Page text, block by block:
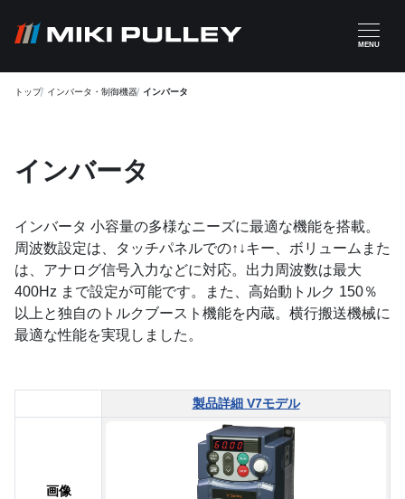
MENU
トップ インバータ・制御機器 インバータ
インバータ
インバータ 小容量の多様なニーズに最適な機能を搭載。
周波数設定は、タッチパネルでの↑↓キー、ボリュームまた
は、アナログ信号入力などに対応。出力周波数は最大
400Hz まで設定が可能です。また、高始動トルク 150％
以上と独自のトルクブースト機能を内蔵。横行搬送機械に
最適な性能を実現しました。
製品詳細 V7モデル
画像